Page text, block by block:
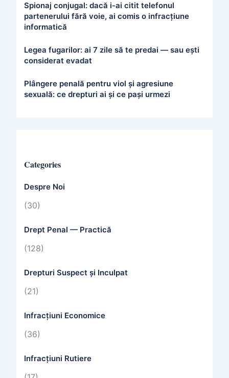
Spionaj conjugal: dacă i-ai citit telefonul
partenerului fără voie, ai comis o infracțiune
informatică
Legea fugarilor: ai 7 zile să te predai — sau ești
considerat evadat
Plângere penală pentru viol și agresiune
sexuală: ce drepturi ai și ce pași urmezi
Categories
Despre Noi
(30)
Drept Penal — Practică
(128)
Drepturi Suspect și Inculpat
(21)
Infracțiuni Economice
(36)
Infracțiuni Rutiere